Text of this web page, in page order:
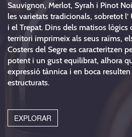
Sauvignon, Merlot, Syrah i Pinot
les varietats tradicionals, sobretot
i el Trepat. Dins dels matisos lògics
territori imprimeix als seus raïms,
Costers del Segre es caracteritzen
potent i un gust equilibrat, alhora
expressió tànnica i en boca
estructurats.
EXPLORAR